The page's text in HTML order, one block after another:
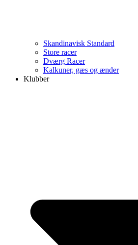
Skandinavisk Standard
Store racer
Dværg Racer
Kalkuner, gæs og ænder
Klubber